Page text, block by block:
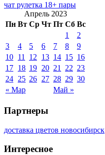
чат рулетка 18+ пары
Апрель 2023
Пн Вт Ср Чт Пт Сб Вс
« Мар Май »
1
2
3
4 5 6 7 8
9
10 11 12 13 14 15 16
17 18 19 20 21 22 23
24 25 26 27 28 29 30
Партнеры
доставка цветов новосибирск
Интересное